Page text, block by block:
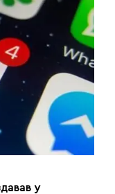
у